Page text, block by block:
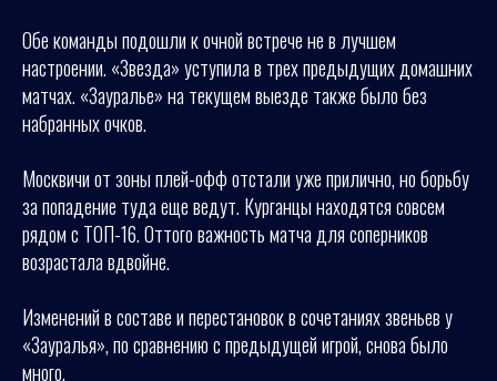
Обе команды подошли к очной встрече не в лучшем
настроении. «Звезда» уступила в трех предыдущих домашних
матчах. «Зауралье» на текущем выезде также было без
набранных очков.
Москвичи от зоны плей-офф отстали уже прилично, но борьбу
за попадение туда еще ведут. Курганцы находятся совсем
рядом с ТОП-16. Оттого важность матча для соперников
возрастала вдвойне.
Изменений в составе и перестановок в сочетаниях звеньев у
«Зауралья», по сравнению с предыдущей игрой, снова было
много.